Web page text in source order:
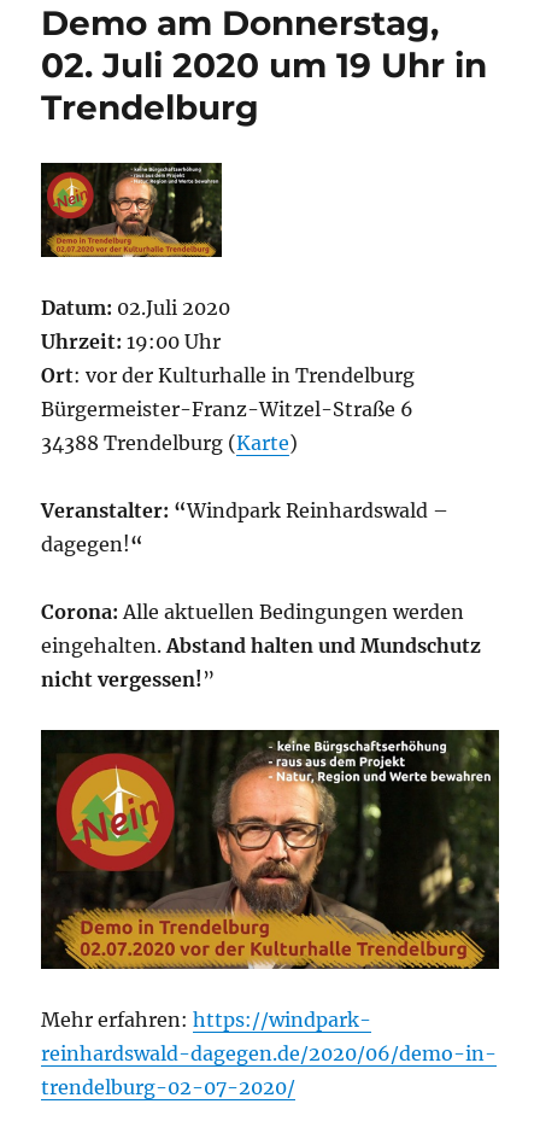
Demo am Donnerstag,
02. Juli 2020 um 19 Uhr in
Trendelburg
Datum: 02.Juli 2020
Uhrzeit: 19:00 Uhr
Ort: vor der Kulturhalle in Trendelburg
Bürgermeister-Franz-Witzel-Straße 6
34388 Trendelburg (Karte)
Veranstalter: “Windpark Reinhardswald –
dagegen!“
Corona: Alle aktuellen Bedingungen werden
eingehalten.Abstand halten und Mundschutz
nicht vergessen!”
Mehr erfahren:https://windpark-
reinhardswald-dagegen.de/2020/06/demo-in-
trendelburg-02-07-2020/